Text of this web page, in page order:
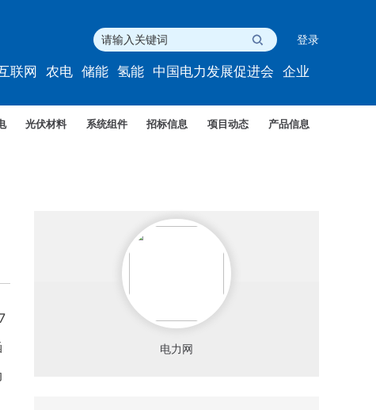
登录
联网 农电 储能 氢能 中国电力发展促进会 企业
光伏材料 系统组件 招标信息 项目动态 产品信息
电力网